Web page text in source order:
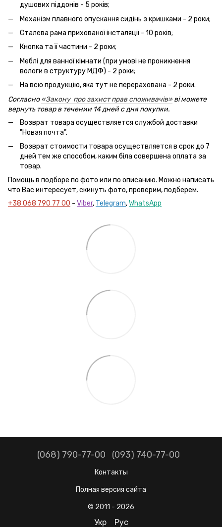
душових піддонів - 5 років;
Механізм плавного опускання сидінь з кришками - 2 роки;
Сталева рама прихованої інсталяції - 10 років;
Кнопка та її частини - 2 роки;
Меблі для ванної кімнати (при умові не проникнення
вологи в структуру МДФ) - 2 роки;
На всю продукцію, яка тут не перерахована - 2 роки.
Согласно«Закону про захист прав споживачів» ві можете
вернуть товар в течении 14 дней с дня покупки.
Возврат товара осуществляется службой доставки
"Новая почта".
Возврат стоимости товара осуществляется в срок до 7
дней тем же способом, каким біла совершена оплата за
товар.
Помощь в подборе по фото или по описанию. Можно написать
что Вас интересует, скинуть фото, проверим, подберем.
+38 068 790 77 00 - Viber, Telegram,WhatsApp
(068) 790-77-00 (093) 740-77-00
Контакты
Полная версия сайта
© 2011 - 2026
Укр Рус